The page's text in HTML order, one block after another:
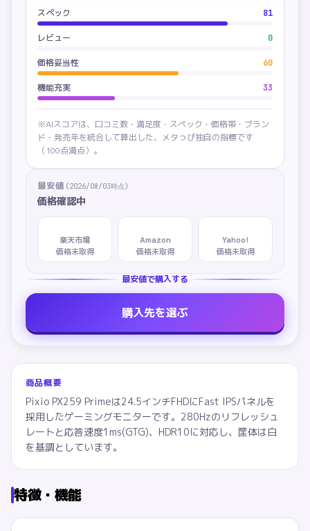
スペック
81
レビュー 0
価格妥当性 60
機能充実 33
※AIスコアは、口コミ数・満足度・スペック・価格帯・ブラン
ド・発売年を統合して算出した、メタっぴ独自の指標です
（100点満点）。
最安値 (2026/08/03時点)
価格確認中
楽天市場
価格未取得
Amazon
価格未取得
Yahoo!
価格未取得
最安値で購入する
購入先を選ぶ
商品概要
Pixio PX259 Primeは24.5インチFHDにFast IPSパネルを
採用したゲーミングモニターです。280Hzのリフレッシュ
レートと応答速度1ms(GTG)、HDR10に対応し、筐体は白
を基調としています。
特徴・機能